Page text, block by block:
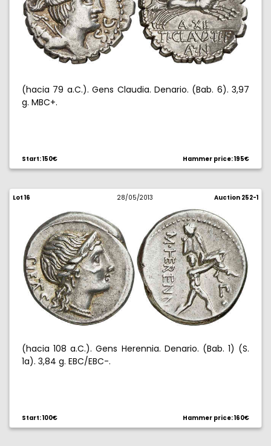
(hacia 79 a.C.). Gens Claudia. Denario. (Bab. 6). 3,97
g. MBC+.
Start: 150€ Hammer price: 195€
Lot 16 28/05/2013 Auction 252-1
(hacia 108 a.C.). Gens Herennia. Denario. (Bab. 1) (S.
1a). 3,84 g. EBC/EBC-.
Start: 100€ Hammer price: 160€